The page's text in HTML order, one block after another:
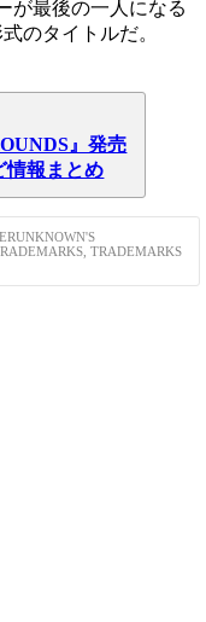
が最後の一人になる
式のタイトルだ。
』発売
情報まとめ
TRADEMARKS